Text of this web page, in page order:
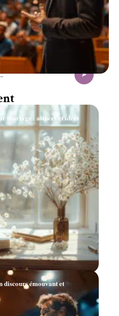
mariage : astuces et idées
discours émouvant et